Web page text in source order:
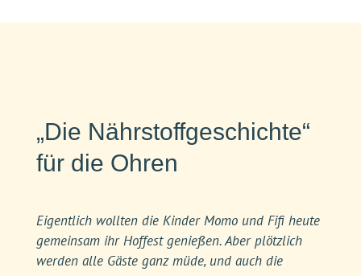
„Die Nährstoffgeschichte“
für die Ohren
Eigentlich wollten die Kinder Momo und Fifi heute
gemeinsam ihr Hoffest genießen. Aber plötzlich
werden alle Gäste ganz müde, und auch die